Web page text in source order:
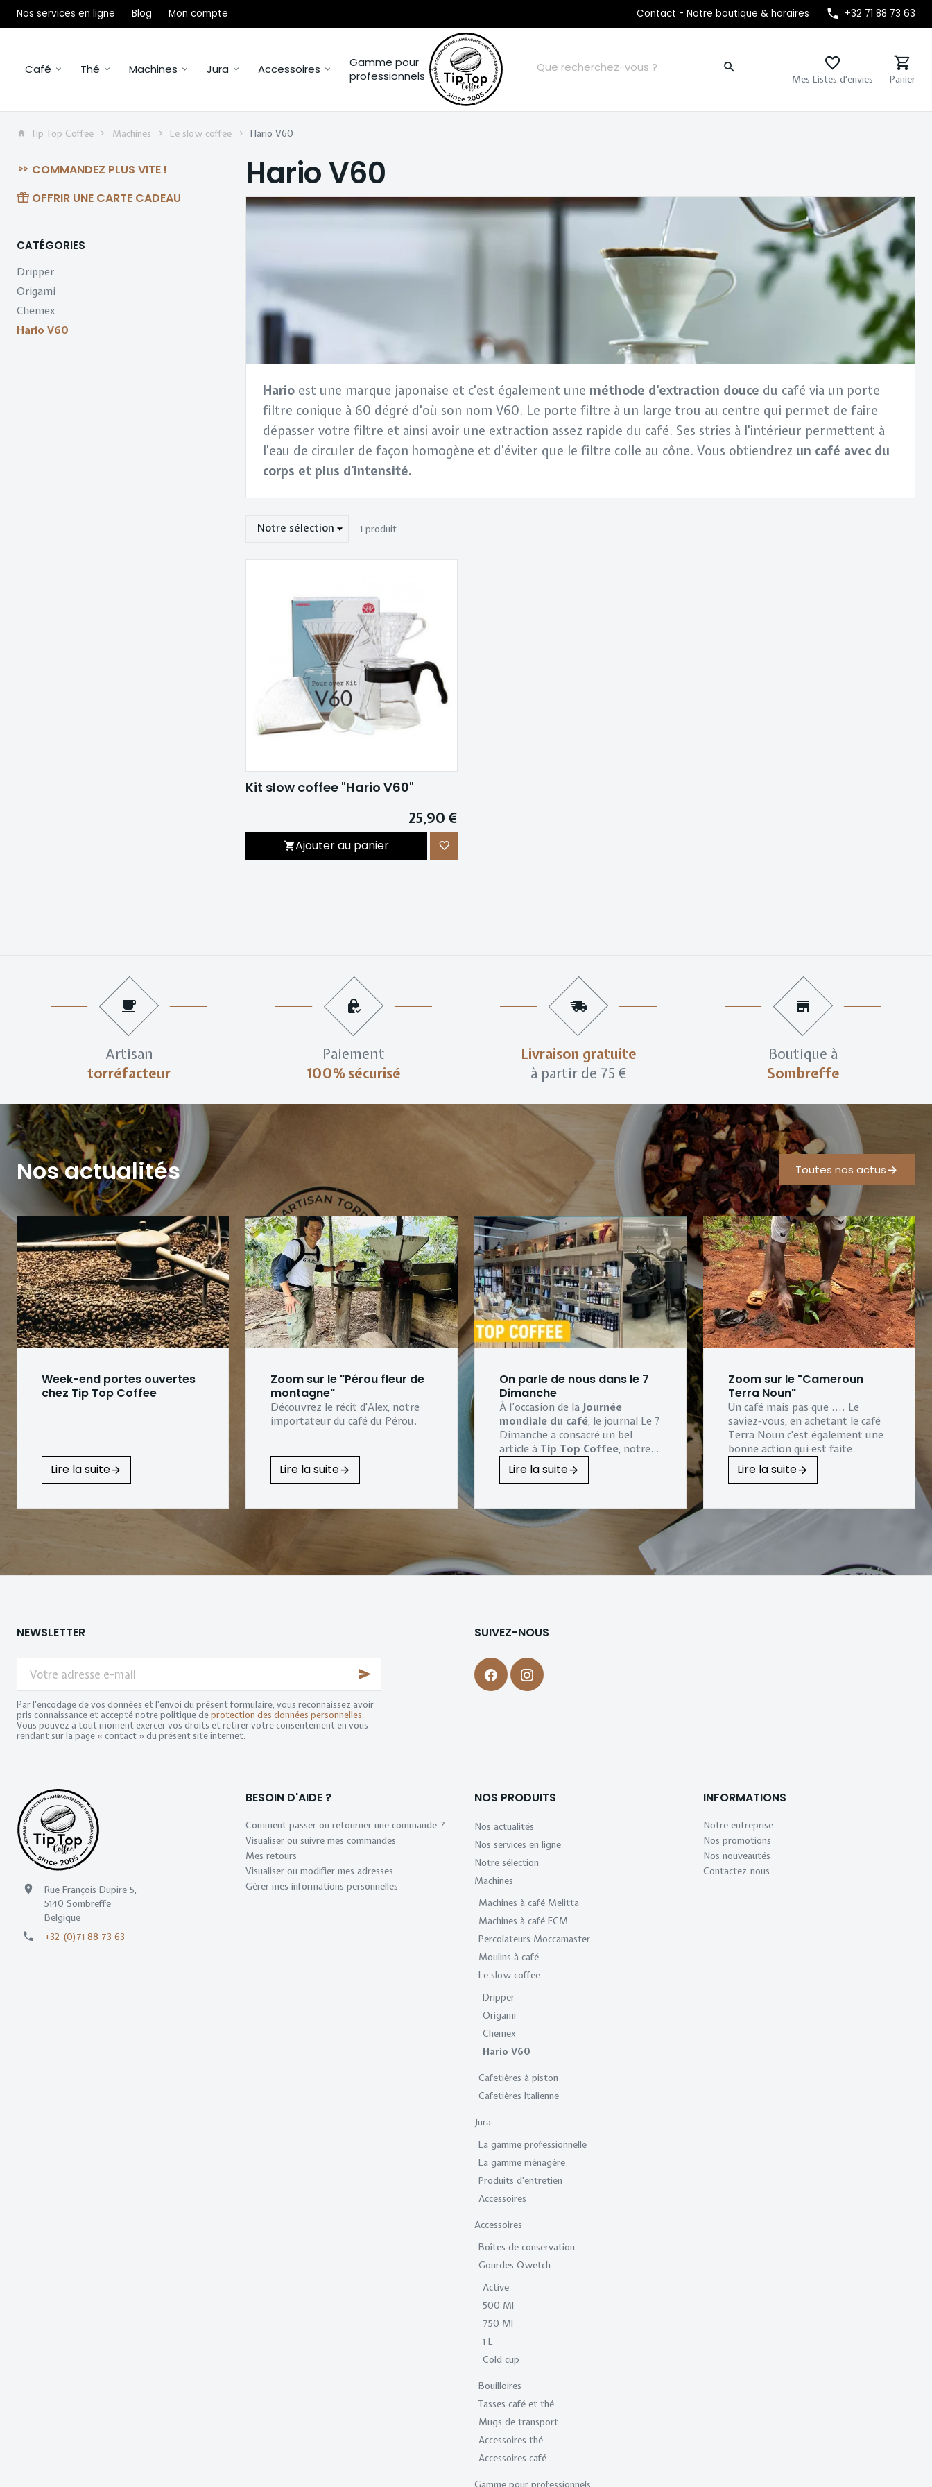
Nos services en ligne Blog Mon compte Contact - Notre boutique & horaires +32 71 88 73 63
Café Thé Machines Jura Accessoires
Gamme pour
professionnels
Mes Listes d'envies Panier
Tip Top Coffee Machines Le slow coffee Hario V60
COMMANDEZ PLUS VITE !
OFFRIR UNE CARTE CADEAU
CATÉGORIES
Dripper
Origami
Chemex
Hario V60
Hario V60
Hario est une marque japonaise et c'est également une méthode d'extraction douce du café via un porte
filtre conique à 60 dégré d'où son nom V60. Le porte filtre à un large trou au centre qui permet de faire
dépasser votre filtre et ainsi avoir une extraction assez rapide du café. Ses stries à l'intérieur permettent à
l'eau de circuler de façon homogène et d'éviter que le filtre colle au cône. Vous obtiendrez un café avec du
corps et plus d'intensité.
Trier 1 produit
Kit slow coffee "Hario V60"
25,90 €
Ajouter au panier
Artisan
torréfacteur
Paiement
100% sécurisé
Livraison gratuite
à partir de 75 €
Boutique à
Sombreffe
Nos actualités Toutes nos actus
Week-end portes ouvertes
chez Tip Top Coffee
Lire la suite
Zoom sur le "Pérou fleur de
montagne"
Découvrez le récit d'Alex, notre
importateur du café du Pérou.
Lire la suite
On parle de nous dans le 7
Dimanche
À l’occasion de la Journée
mondiale du café, le journal Le 7
Dimanche a consacré un bel
article à Tip Top Coffee, notre
torréfaction artisanale installée
Sombreffe.
torréfie depuis plus de vingt ans
Lire la suite
Zoom sur le "Cameroun
Terra Noun"
Un café mais pas que .... Le
saviez-vous, en achetant le café
Terra Noun c'est également une
bonne action qui est faite.
Lire la suite
NEWSLETTER
adresse
e-
mail
Par l'encodage de vos données et l'envoi du présent formulaire, vous reconnaissez avoir
pris connaissance et accepté notre politique deprotection des données personnelles.
Vous pouvez à tout moment exercer vos droits et retirer votre consentement en vous
rendant sur la page « contact » du présent site internet.
SUIVEZ-NOUS
Rue François Dupire 5,
5140 Sombreffe
Belgique
+32 (0)71 88 73 63
BESOIN D'AIDE ?
Comment passer ou retourner une commande ?
Visualiser ou suivre mes commandes
Mes retours
Visualiser ou modifier mes adresses
Gérer mes informations personnelles
NOS PRODUITS
Nos actualités
Nos services en ligne
Notre sélection
Machines
Machines à café Melitta
Machines à café ECM
Percolateurs Moccamaster
Moulins à café
Le slow coffee
Dripper
Origami
Chemex
Hario V60
Cafetières à piston
Cafetières Italienne
Jura
La gamme professionnelle
La gamme ménagère
Produits d'entretien
Accessoires
Accessoires
Boîtes de conservation
Gourdes Qwetch
Active
500 Ml
750 Ml
1 L
Cold cup
Bouilloires
Tasses café et thé
Mugs de transport
Accessoires thé
Accessoires café
Gamme pour professionnels
INFORMATIONS
Notre entreprise
Nos promotions
Nos nouveautés
Contactez-nous